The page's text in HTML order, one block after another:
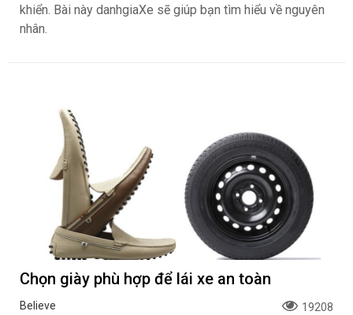
khiển. Bài này danhgiaXe sẽ giúp bạn tìm hiểu về nguyên
nhân.
Chọn giày phù hợp để lái xe an toàn
Believe 19208